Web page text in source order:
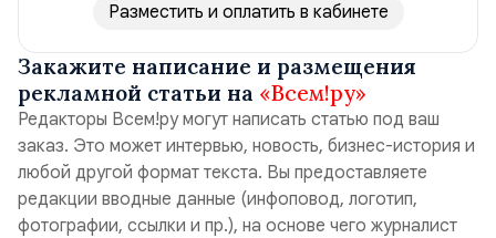
Разместить и оплатить в кабинете
Закажите написание и размещения
рекламной статьи на «Всем!ру»
Редакторы Всем!ру могут написать статью под ваш
заказ. Это может интервью, новость, бизнес-история и
любой другой формат текста. Вы предоставляете
редакции вводные данные (инфоповод, логотип,
фотографии, ссылки и пр.), на основе чего журналист